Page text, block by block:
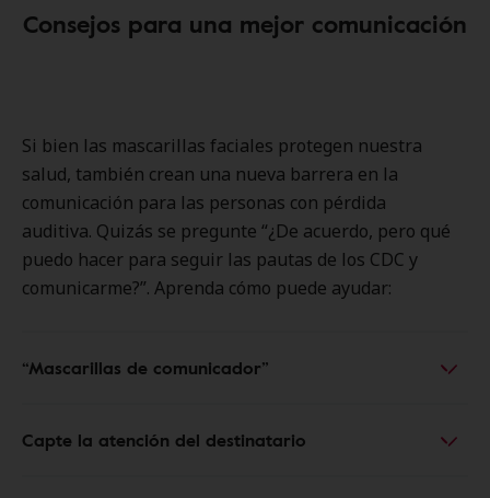
Consejos para una mejor comunicación
Si bien las mascarillas faciales protegen nuestra
salud, también crean una nueva barrera en la
comunicación para las personas con pérdida
auditiva. Quizás se pregunte “¿De acuerdo, pero qué
puedo hacer para seguir las pautas de los CDC y
comunicarme?”. Aprenda cómo puede ayudar:
“Mascarillas de comunicador”
Capte la atención del destinatario